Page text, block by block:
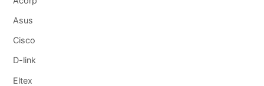
Asus
Cisco
D-link
Eltex